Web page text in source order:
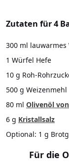
Zutaten für 4
300 ml lauwarmes
1 Würfel Hefe
10 g Roh-
500 g Weizenmehl
80 ml Olivenöl
6 g Kristallsalz
Optional: 1 g
Für die